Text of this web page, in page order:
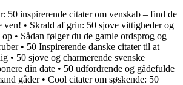
50 inspirerende citater om venskab – find de
ven! • Skrald af grin: 50 sjove vittigheder og
op • Sådan følger du de gamle ordsprog og
• 50 Inspirerende danske citater til at
• 50 sjove og charmerende svenske
din date • 50 udfordrende og gådefulde
gåder• Cool citater om søskende: 50